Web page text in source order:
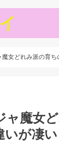
女どれみ派の育
ャ魔女
が凄い